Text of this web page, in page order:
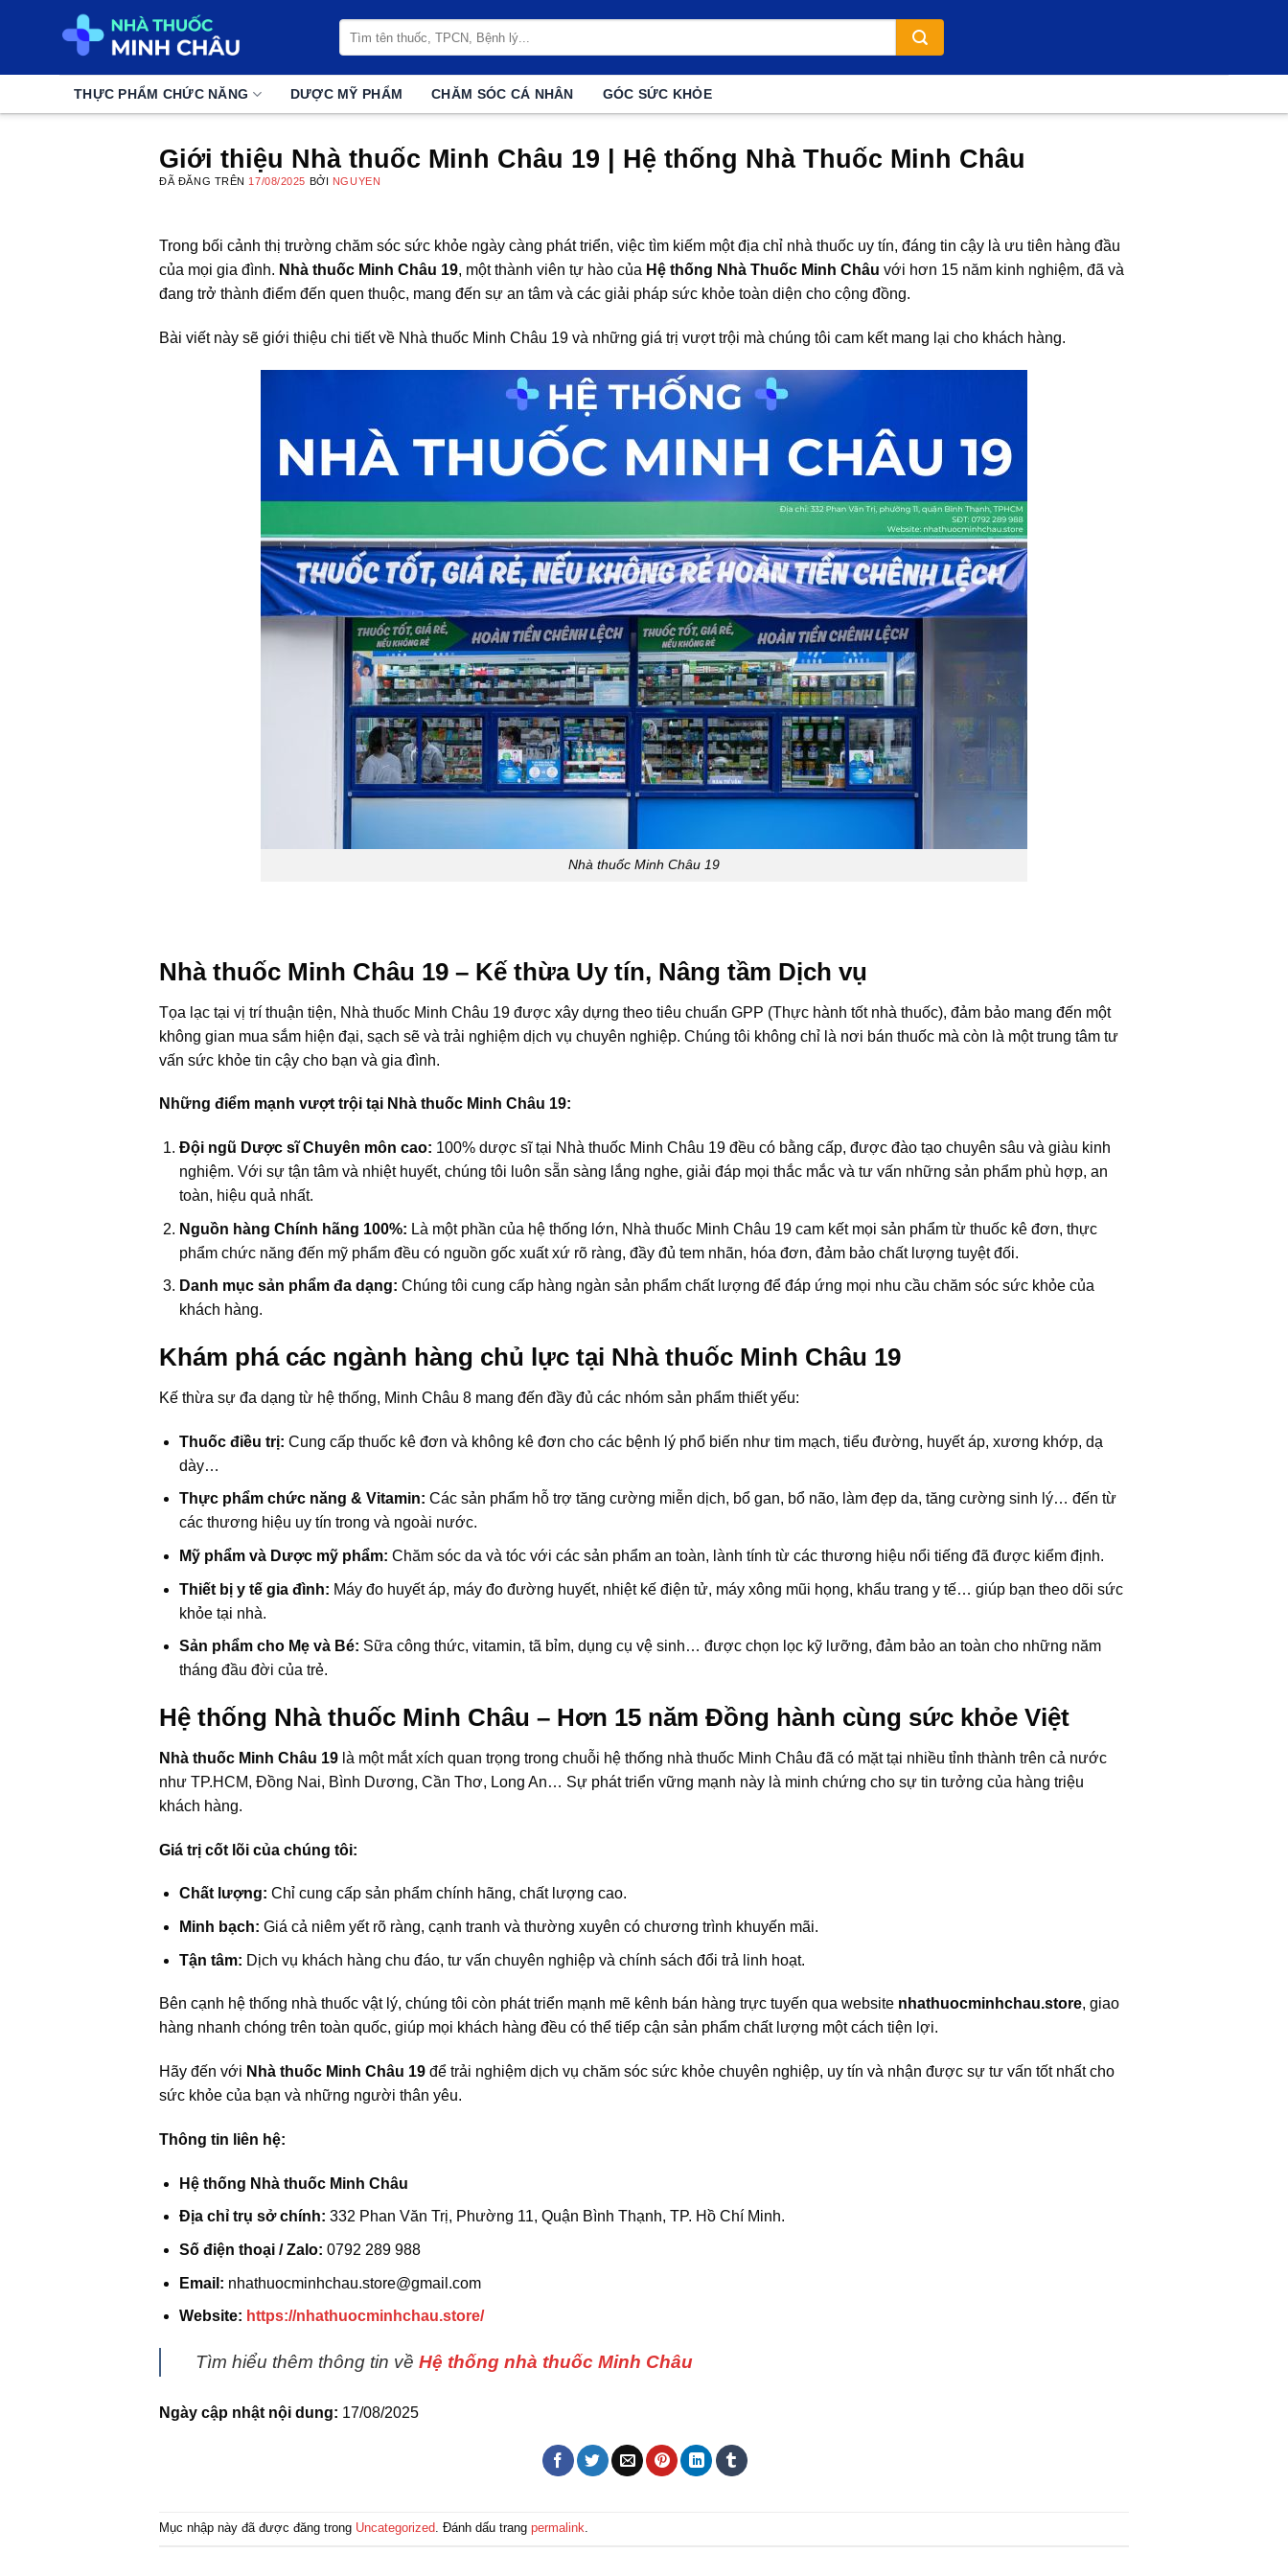
kiếm:
THỰC PHẨM CHỨC NĂNG DƯỢC MỸ PHẨM CHĂM SÓC CÁ NHÂN GÓC SỨC KHỎE
Giới thiệu Nhà thuốc Minh Châu 19 | Hệ thống Nhà Thuốc Minh Châu
ĐÃ ĐĂNG TRÊN 17/08/2025 BỞI NGUYEN
Trong bối cảnh thị trường chăm sóc sức khỏe ngày càng phát triển, việc tìm kiếm một địa chỉ nhà thuốc uy tín, đáng tin cậy là ưu tiên hàng đầu
của mọi gia đình. Nhà thuốc Minh Châu 19, một thành viên tự hào của Hệ thống Nhà Thuốc Minh Châu với hơn 15 năm kinh nghiệm, đã và
đang trở thành điểm đến quen thuộc, mang đến sự an tâm và các giải pháp sức khỏe toàn diện cho cộng đồng.
Bài viết này sẽ giới thiệu chi tiết về Nhà thuốc Minh Châu 19 và những giá trị vượt trội mà chúng tôi cam kết mang lại cho khách hàng.
Nhà thuốc Minh Châu 19
Nhà thuốc Minh Châu 19 – Kế thừa Uy tín, Nâng tầm Dịch vụ
Tọa lạc tại vị trí thuận tiện, Nhà thuốc Minh Châu 19 được xây dựng theo tiêu chuẩn GPP (Thực hành tốt nhà thuốc), đảm bảo mang đến một
không gian mua sắm hiện đại, sạch sẽ và trải nghiệm dịch vụ chuyên nghiệp. Chúng tôi không chỉ là nơi bán thuốc mà còn là một trung tâm tư
vấn sức khỏe tin cậy cho bạn và gia đình.
Những điểm mạnh vượt trội tại Nhà thuốc Minh Châu 19:
Đội ngũ Dược sĩ Chuyên môn cao: 100% dược sĩ tại Nhà thuốc Minh Châu 19 đều có bằng cấp, được đào tạo chuyên sâu và giàu kinh
nghiệm. Với sự tận tâm và nhiệt huyết, chúng tôi luôn sẵn sàng lắng nghe, giải đáp mọi thắc mắc và tư vấn những sản phẩm phù hợp, an
toàn, hiệu quả nhất.
Nguồn hàng Chính hãng 100%: Là một phần của hệ thống lớn, Nhà thuốc Minh Châu 19 cam kết mọi sản phẩm từ thuốc kê đơn, thực
phẩm chức năng đến mỹ phẩm đều có nguồn gốc xuất xứ rõ ràng, đầy đủ tem nhãn, hóa đơn, đảm bảo chất lượng tuyệt đối.
Danh mục sản phẩm đa dạng: Chúng tôi cung cấp hàng ngàn sản phẩm chất lượng để đáp ứng mọi nhu cầu chăm sóc sức khỏe của
khách hàng.
Khám phá các ngành hàng chủ lực tại Nhà thuốc Minh Châu 19
Kế thừa sự đa dạng từ hệ thống, Minh Châu 8 mang đến đầy đủ các nhóm sản phẩm thiết yếu:
Thuốc điều trị: Cung cấp thuốc kê đơn và không kê đơn cho các bệnh lý phổ biến như tim mạch, tiểu đường, huyết áp, xương khớp, dạ
dày…
Thực phẩm chức năng & Vitamin: Các sản phẩm hỗ trợ tăng cường miễn dịch, bổ gan, bổ não, làm đẹp da, tăng cường sinh lý… đến từ
các thương hiệu uy tín trong và ngoài nước.
Mỹ phẩm và Dược mỹ phẩm: Chăm sóc da và tóc với các sản phẩm an toàn, lành tính từ các thương hiệu nổi tiếng đã được kiểm định.
Thiết bị y tế gia đình: Máy đo huyết áp, máy đo đường huyết, nhiệt kế điện tử, máy xông mũi họng, khẩu trang y tế… giúp bạn theo dõi sức
khỏe tại nhà.
Sản phẩm cho Mẹ và Bé: Sữa công thức, vitamin, tã bỉm, dụng cụ vệ sinh… được chọn lọc kỹ lưỡng, đảm bảo an toàn cho những năm
tháng đầu đời của trẻ.
Hệ thống Nhà thuốc Minh Châu – Hơn 15 năm Đồng hành cùng sức khỏe Việt
Nhà thuốc Minh Châu 19 là một mắt xích quan trọng trong chuỗi hệ thống nhà thuốc Minh Châu đã có mặt tại nhiều tỉnh thành trên cả nước
như TP.HCM, Đồng Nai, Bình Dương, Cần Thơ, Long An… Sự phát triển vững mạnh này là minh chứng cho sự tin tưởng của hàng triệu
khách hàng.
Giá trị cốt lõi của chúng tôi:
Chất lượng: Chỉ cung cấp sản phẩm chính hãng, chất lượng cao.
Minh bạch: Giá cả niêm yết rõ ràng, cạnh tranh và thường xuyên có chương trình khuyến mãi.
Tận tâm: Dịch vụ khách hàng chu đáo, tư vấn chuyên nghiệp và chính sách đổi trả linh hoạt.
Bên cạnh hệ thống nhà thuốc vật lý, chúng tôi còn phát triển mạnh mẽ kênh bán hàng trực tuyến qua website nhathuocminhchau.store, giao
hàng nhanh chóng trên toàn quốc, giúp mọi khách hàng đều có thể tiếp cận sản phẩm chất lượng một cách tiện lợi.
Hãy đến với Nhà thuốc Minh Châu 19 để trải nghiệm dịch vụ chăm sóc sức khỏe chuyên nghiệp, uy tín và nhận được sự tư vấn tốt nhất cho
sức khỏe của bạn và những người thân yêu.
Thông tin liên hệ:
Hệ thống Nhà thuốc Minh Châu
Địa chỉ trụ sở chính: 332 Phan Văn Trị, Phường 11, Quận Bình Thạnh, TP. Hồ Chí Minh.
Số điện thoại / Zalo: 0792 289 988
Email: nhathuocminhchau.store@gmail.com
Website: https://nhathuocminhchau.store/
Tìm hiểu thêm thông tin vềHệ thống nhà thuốc Minh Châu
Ngày cập nhật nội dung: 17/08/2025
Mục nhập này đã được đăng trong Uncategorized. Đánh dấu trangpermalink.